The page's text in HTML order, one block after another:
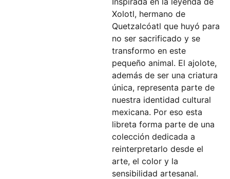
Xolotl, hermano de
Quetzalcóatl que huyó para
no ser sacrificado y se
transformo en este
pequeño animal. El ajolote,
además de ser una criatura
única, representa parte de
nuestra identidad cultural
mexicana. Por eso esta
libreta forma parte de una
colección dedicada a
reinterpretarlo desde el
arte, el color y la
sensibilidad artesanal.